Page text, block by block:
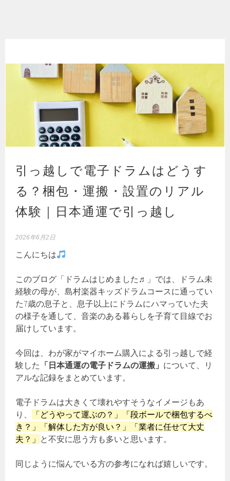
引っ越しで電子ドラムはどうす
る？梱包・運搬・設置のリアル
体験｜日本通運で引っ越し
2026年6月2日
こんにちは
このブログ「ドラムはじめました♬」では、ドラム未
経験の母が、島村楽器キッズドラムコースに通ってい
た7歳の息子と、息子以上にドラムにハマっていた夫
の様子を通して、音楽のある暮らしを子育て目線でお
届けしています。
今回は、わが家がマイホーム購入による引っ越しで経
験した 「日本通運の電子ドラムの運搬」 について、リ
アルな記録をまとめています。
電子ドラムは大きくて壊れやすそうなイメージもあ
り、
「どうやって運ぶの？」「段ボールで梱包するべ
き？」「解体した方が良い？」「業者に任せて大丈
夫？」 と不安に思う方も多いと思います。
同じように悩んでいる方の参考になれば嬉しいです。